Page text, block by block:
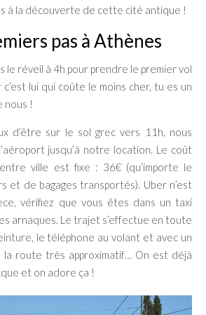
à la découverte de cette cité antique !
pas à Athènes
le réveil à 4h pour prendre le premier vol
lui qui coûte le moins cher, tu es un
nous !
d’être sur le sol grec vers 11h, nous
jusqu’à notre location. Le coût
ville est fixe : 36€ (qu’importe le
et de bagages transportés). Uber n’est
vérifiez que vous êtes dans un taxi
arnaques. Le trajet s’effectue en toute
le téléphone au volant et avec un
route très approximatif… On est déjà
et on adore ça !